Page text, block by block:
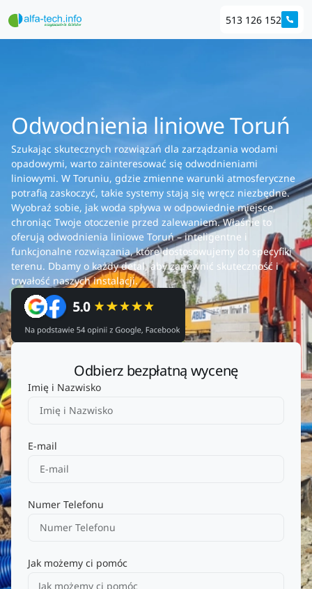
513 126 152
Odwodnienia liniowe Toruń
Szukając skutecznych rozwiązań dla zarządzania wodami
opadowymi, warto zainteresować się odwodnieniami
liniowymi. W Toruniu, gdzie zmienne warunki atmosferyczne
potrafią zaskoczyć, takie systemy stają się wręcz niezbędne.
Wyobraź sobie, jak woda spływa w odpowiednie miejsce,
chroniąc Twoje otoczenie przed zalewaniem. Właśnie to
oferują odwodnienia liniowe Toruń – inteligentne i
funkcjonalne rozwiązania, które dostosowujemy do specyfiki
terenu. Dbamy o każdy detal, aby zapewnić skuteczność i
trwałość naszych instalacji.
Odbierz bezpłatną wycenę
Imię i Nazwisko
E-mail
Numer Telefonu
Jak możemy ci pomóc